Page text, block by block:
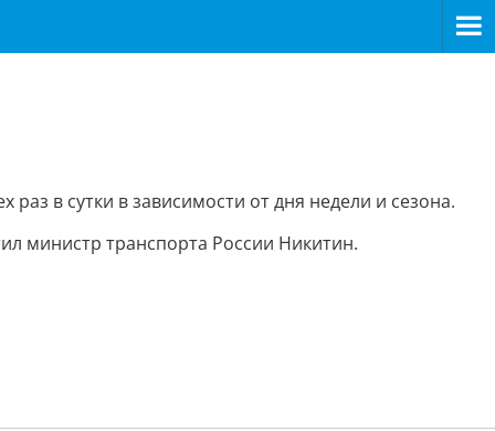
в сутки в зависимости от дня недели и сезона.
министр транспорта России Никитин.